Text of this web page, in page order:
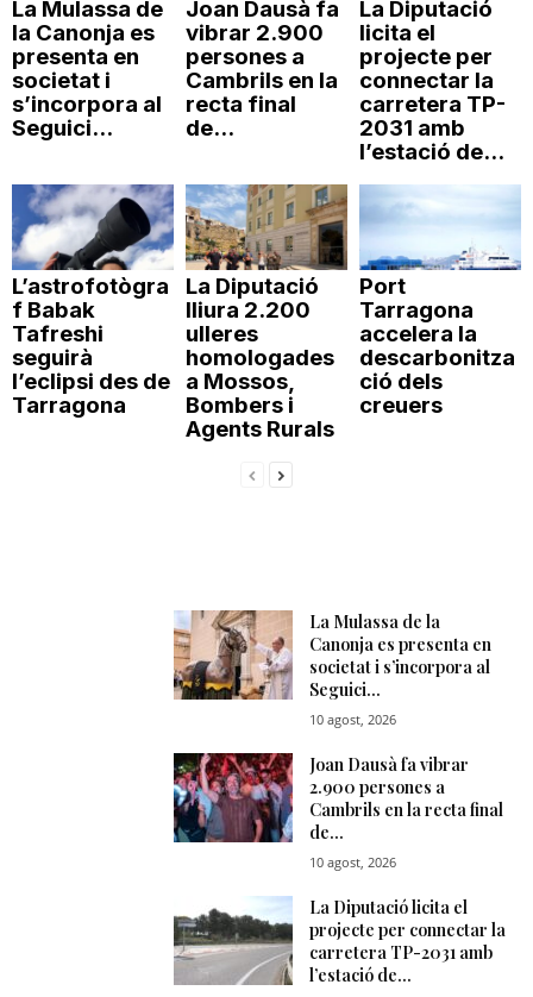
La Mulassa de
la Canonja es
presenta en
societat i
s’incorpora al
Seguici...
Joan Dausà fa
vibrar 2.900
persones a
Cambrils en la
recta final
de...
La Diputació
licita el
projecte per
connectar la
carretera TP-
2031 amb
l’estació de...
L’astrofotògra
f Babak
Tafreshi
seguirà
l’eclipsi des de
Tarragona
La Diputació
lliura 2.200
ulleres
homologades
a Mossos,
Bombers i
Agents Rurals
Port
Tarragona
accelera la
descarbonitza
ció dels
creuers